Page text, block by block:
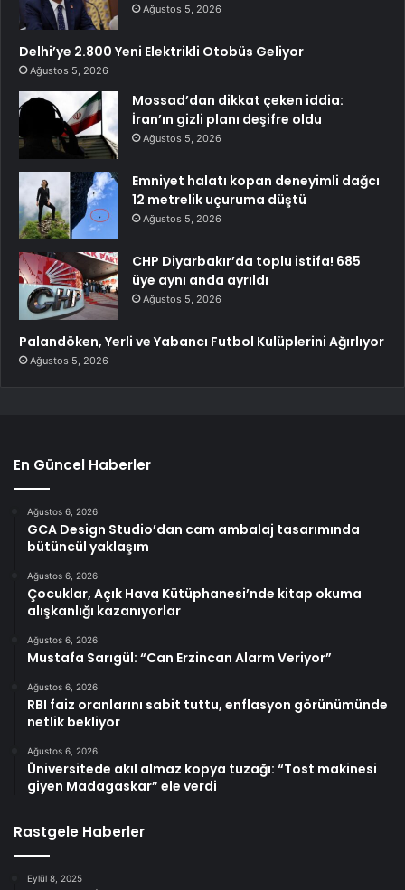
Ağustos 5, 2026
Delhi’ye 2.800 Yeni Elektrikli Otobüs Geliyor
Ağustos 5, 2026
Mossad’dan dikkat çeken iddia:
İran’ın gizli planı deşifre oldu
Ağustos 5, 2026
Emniyet halatı kopan deneyimli dağcı
12 metrelik uçuruma düştü
Ağustos 5, 2026
CHP Diyarbakır’da toplu istifa! 685
üye aynı anda ayrıldı
Ağustos 5, 2026
Palandöken, Yerli ve Yabancı Futbol Kulüplerini Ağırlıyor
Ağustos 5, 2026
En Güncel Haberler
Ağustos 6, 2026
GCA Design Studio’dan cam ambalaj tasarımında
bütüncül yaklaşım
Ağustos 6, 2026
Çocuklar, Açık Hava Kütüphanesi’nde kitap okuma
alışkanlığı kazanıyorlar
Ağustos 6, 2026
Mustafa Sarıgül: “Can Erzincan Alarm Veriyor”
Ağustos 6, 2026
RBI faiz oranlarını sabit tuttu, enflasyon görünümünde
netlik bekliyor
Ağustos 6, 2026
Üniversitede akıl almaz kopya tuzağı: “Tost makinesi
giyen Madagaskar” ele verdi
Rastgele Haberler
Eylül 8, 2025